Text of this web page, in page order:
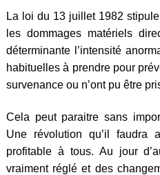
La loi du 13 juillet 1982
les dommages matériels
déterminante l’intensité
habituelles à prendre pour
survenance ou n’ont pu être
Cela peut paraitre sans
Une révolution qu’il faudra
profitable à tous. Au jour
vraiment réglé et des